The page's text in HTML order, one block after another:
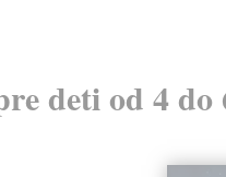
deti od 4 do